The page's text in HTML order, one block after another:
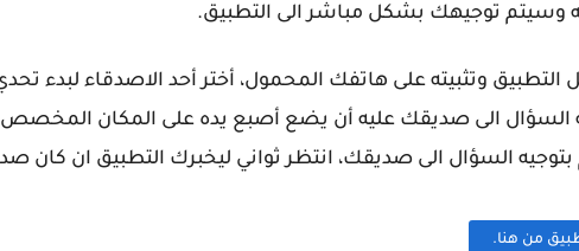
وسيتم توجيهك بشكل مباشر الى التطبيق.
التطبيق وتثبيته على هاتفك المحمول، أختر أحد الاصدقاء لبدء
السؤال الى صديقك عليه أن يضع أصبع يده على المكان
السؤال الى صديقك، انتظر ثواني ليخبرك التطبيق ان كان
من هنا.